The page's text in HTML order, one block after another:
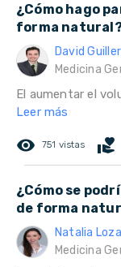
¿Cómo hago
forma
David
Medicina
El aumentar el
Leer más
remove_red_eye 751 vistas volunteer_activism
¿Cómo se
de forma
Natalia
Medicina